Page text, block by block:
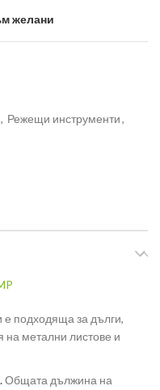
желани
, Режещи инструменти,
подходяща за дълги,
на метални листове и
.Общата дължина на